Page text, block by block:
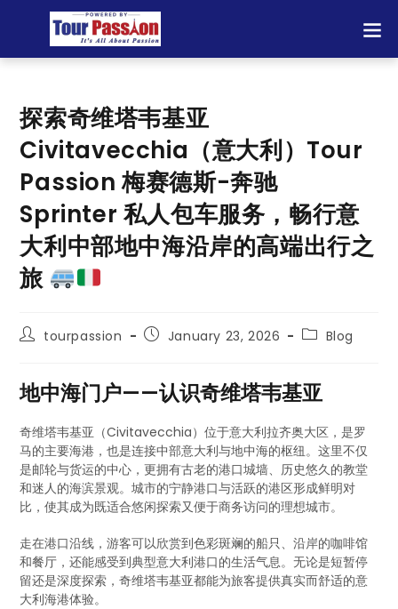
探索奇维塔韦基亚
Civitavecchia（意大利）Tour
Passion 梅赛德斯-奔驰
Sprinter 私人包车服务，畅行意
大利中部地中海沿岸的高端出行之
旅
tourpassion January 23, 2026 Blog
地中海门户——认识奇维塔韦基亚
奇维塔韦基亚（Civitavecchia）位于意大利拉齐奥大区，是罗
马的主要海港，也是连接中部意大利与地中海的枢纽。这里不仅
是邮轮与货运的中心，更拥有古老的港口城墙、历史悠久的教堂
和迷人的海滨景观。城市的宁静港口与活跃的港区形成鲜明对
比，使其成为既适合悠闲探索又便于商务访问的理想城市。
走在港口沿线，游客可以欣赏到色彩斑斓的船只、沿岸的咖啡馆
和餐厅，还能感受到典型意大利港口的生活气息。无论是短暂停
留还是深度探索，奇维塔韦基亚都能为旅客提供真实而舒适的意
大利海港体验。